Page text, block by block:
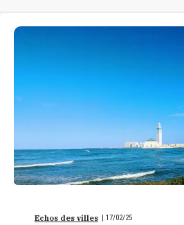
Echos des villes 17/02/25